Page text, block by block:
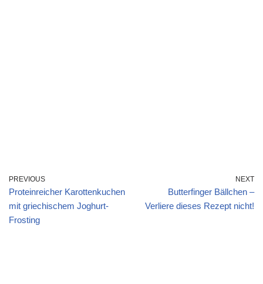
PREVIOUS
Proteinreicher Karottenkuchen
mit griechischem Joghurt-
Frosting
NEXT
Butterfinger Bällchen –
Verliere dieses Rezept nicht!